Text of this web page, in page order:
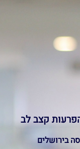
בירושלים